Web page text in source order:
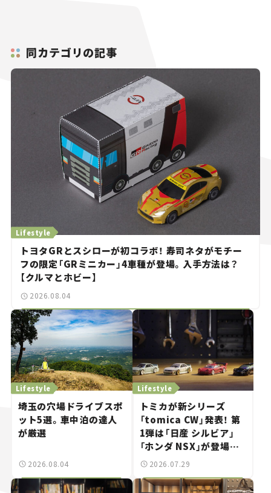
同カテゴリの記事
トヨタGRとスシローが初コラボ！ 寿司ネタがモチー
フの限定「GRミニカー」4車種が登場。入手方法は？
【クルマとホビー】
Lifestyle
2026.08.04
埼玉の穴場ドライブスポ
ット5選。車中泊の達人
が厳選
Lifestyle
2026.08.04
トミカが新シリーズ
「tomica CW」発表！ 第
1弾は「日産 シルビア」
「ホンダ NSX」が登場。
世界が注目す
とホビー】
Lifestyle
2026.07.29